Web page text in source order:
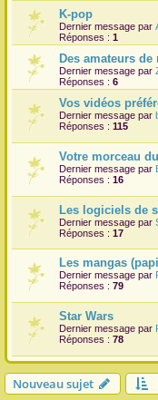
K-pop
Dernier message par
Réponses : 1
Des amateurs
Dernier message par
Réponses : 6
Vos vidéos
Dernier message par
Réponses : 115
Votre morceau
Dernier message par
Réponses : 16
Les logiciels de
Dernier message par
Réponses : 17
Les mangas
Dernier message par
Réponses : 79
Star Wars
Dernier message par
Réponses : 78
Nouveau sujet